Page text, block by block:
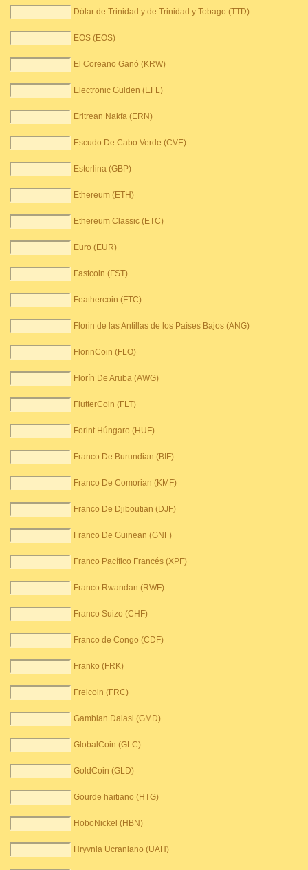
Dólar de Trinidad y de Trinidad y Tobago (TTD)
EOS (EOS)
El Coreano Ganó (KRW)
Electronic Gulden (EFL)
Eritrean Nakfa (ERN)
Escudo De Cabo Verde (CVE)
Esterlina (GBP)
Ethereum (ETH)
Ethereum Classic (ETC)
Euro (EUR)
Fastcoin (FST)
Feathercoin (FTC)
Florin de las Antillas de los Países Bajos (ANG)
FlorinCoin (FLO)
Florín De Aruba (AWG)
FlutterCoin (FLT)
Forint Húngaro (HUF)
Franco De Burundian (BIF)
Franco De Comorian (KMF)
Franco De Djiboutian (DJF)
Franco De Guinean (GNF)
Franco Pacífico Francés (XPF)
Franco Rwandan (RWF)
Franco Suizo (CHF)
Franco de Congo (CDF)
Franko (FRK)
Freicoin (FRC)
Gambian Dalasi (GMD)
GlobalCoin (GLC)
GoldCoin (GLD)
Gourde haitiano (HTG)
HoboNickel (HBN)
Hryvnia Ucraniano (UAH)